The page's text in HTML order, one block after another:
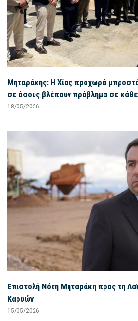
Μηταράκης: Η Χίος προχωρά
σε όσους βλέπουν πρόβλημα σε
18/05/2026
Επιστολή Νότη Μηταράκη προς τη
Καρυών
15/05/2026